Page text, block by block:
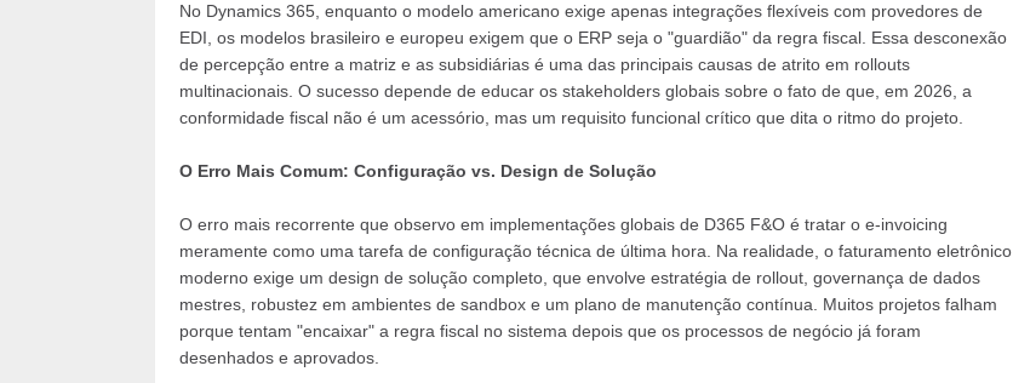
No Dynamics 365, enquanto o modelo americano exige apenas integrações flexíveis com provedores de
EDI, os modelos brasileiro e europeu exigem que o ERP seja o "guardião" da regra fiscal. Essa desconexão
de percepção entre a matriz e as subsidiárias é uma das principais causas de atrito em rollouts
multinacionais. O sucesso depende de educar os stakeholders globais sobre o fato de que, em 2026, a
conformidade fiscal não é um acessório, mas um requisito funcional crítico que dita o ritmo do projeto.
O Erro Mais Comum: Configuração vs. Design de Solução
O erro mais recorrente que observo em implementações globais de D365 F&O é tratar o e-invoicing
meramente como uma tarefa de configuração técnica de última hora. Na realidade, o faturamento eletrônico
moderno exige um design de solução completo, que envolve estratégia de rollout, governança de dados
mestres, robustez em ambientes de sandbox e um plano de manutenção contínua. Muitos projetos falham
porque tentam "encaixar" a regra fiscal no sistema depois que os processos de negócio já foram
desenhados e aprovados.